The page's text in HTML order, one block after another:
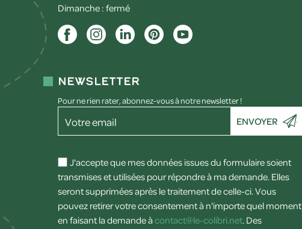
Dimanche : fermé
Newsletter
Pour ne rien rater, abonnez-vous à notre newsletter !
Votre email ENVOYER
J'accepte que mes données issues du formulaire soient
transmises et utilisées pour répondre à ma demande. Elles
seront supprimées après le traitement de celle-ci. Vous
pouvez retirer votre consentement à n'importe quel moment
en faisant la demande à contact@le-colibri.net. Des